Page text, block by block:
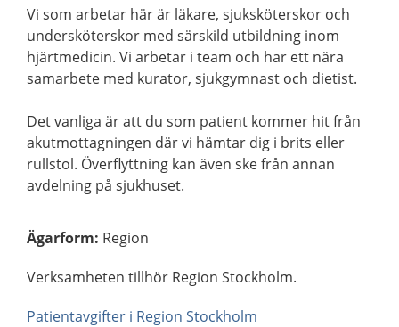
Vi som arbetar här är läkare, sjuksköterskor och
undersköterskor med särskild utbildning inom
hjärtmedicin. Vi arbetar i team och har ett nära
samarbete med kurator, sjukgymnast och dietist.
Det vanliga är att du som patient kommer hit från
akutmottagningen där vi hämtar dig i brits eller
rullstol. Överflyttning kan även ske från annan
avdelning på sjukhuset.
Ägarform: Region
Verksamheten tillhör Region Stockholm.
Patientavgifter i Region Stockholm